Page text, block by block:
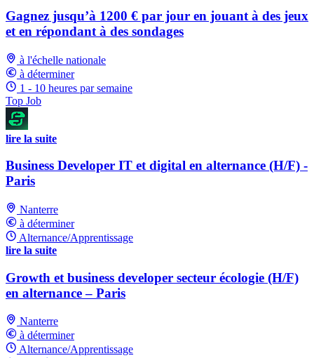
Gagnez jusqu’à 1200 € par jour en jouant à des jeux
et en répondant à des sondages
à l'échelle nationale
à déterminer
1 - 10 heures par semaine
Top Job
lire la suite
Business Developer IT et digital en alternance (H/F) -
Paris
Nanterre
à déterminer
Alternance/Apprentissage
lire la suite
Growth et business developer secteur écologie (H/F)
en alternance – Paris
Nanterre
à déterminer
Alternance/Apprentissage